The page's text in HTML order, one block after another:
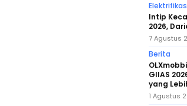
Intip
2026,
7 Agustus
Berita
GIIAS
yang
1 Agustus